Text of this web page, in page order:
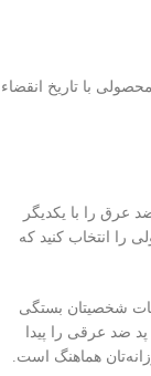
با تاریخ انقضاء
عرق را با یکدیگر
را انتخاب کنید که
شخصیتان بستگی
ضد عرقی را پیدا
هماهنگ است.